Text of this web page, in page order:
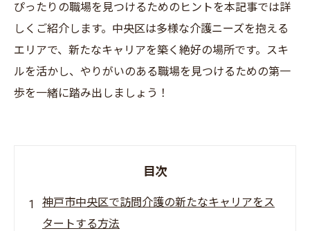
ぴったりの職場を見つけるためのヒントを本記事では詳
しくご紹介します。中央区は多様な介護ニーズを抱える
エリアで、新たなキャリアを築く絶好の場所です。スキ
ルを活かし、やりがいのある職場を見つけるための第一
歩を一緒に踏み出しましょう！
目次
神戸市中央区で訪問介護の新たなキャリアをス
タートする方法